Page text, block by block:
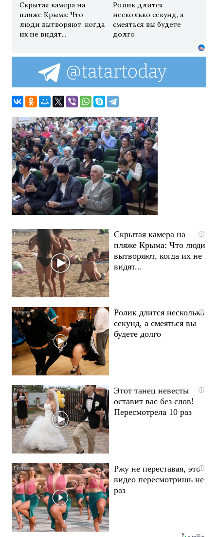
Скрытая камера на
пляже Крыма: Что
люди вытворяют, когда
их не видят...
Ролик длится
несколько секунд, а
смеяться вы будете
долго
i
Скрытая камера на
пляже Крыма: Что люди
вытворяют, когда их не
видят...
i
Ролик длится несколько
секунд, а смеяться вы
будете долго
i
Этот танец невесты
оставит вас без слов!
Пересмотрела 10 раз
i
Ржу не переставая, это
видео пересмотришь не
раз